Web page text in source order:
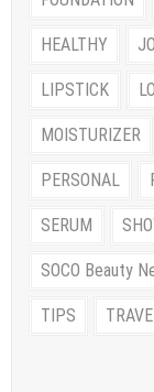
HEALTHY
LIPSTICK
MOISTURIZER
PERSONAL
SERUM
SOCO Beauty
TIPS